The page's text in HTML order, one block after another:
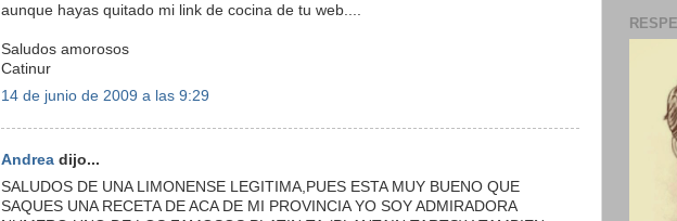
aunque hayas quitado mi link de cocina de tu web....
Saludos amorosos
Catinur
14 de junio de 2009 a las 9:29
Andrea dijo...
SALUDOS DE UNA LIMONENSE LEGITIMA,PUES ESTA MUY BUENO QUE
SAQUES UNA RECETA DE ACA DE MI PROVINCIA YO SOY ADMIRADORA